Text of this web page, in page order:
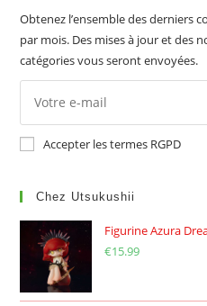
Obtenez l’ensemble des derniers
par mois. Des mises à jour et des
catégories vous seront envoyées.
Accepter les termes RGPD
Chez Utsukushii
Figurine Azura
€15.99